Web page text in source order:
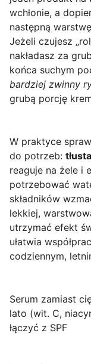
wchłonie, a
następną
Jeżeli czujesz
nakładasz za
końca suchym
bardziej zwinny
grubą porcję
W praktyce
do potrzeb:
reaguje na żele i
potrzebować
składników
lekkiej,
utrzymać efekt
ułatwia
codziennym,
Serum zamiast
lato (wit. C,
łączyć z SPF